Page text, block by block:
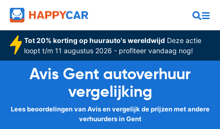
Tot 20% korting op huurauto's wereldwijd Deze actie
loopt t/m 11 augustus 2026 - profiteer vandaag nog!
Avis Gent autoverhuur
vergelijking
Lees beoordelingen van Avis en vergelijk de prijzen met andere
verhuurders in Gent